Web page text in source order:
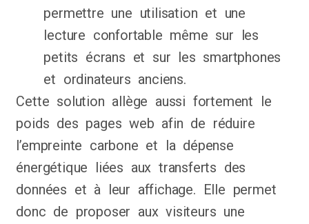
permettre une utilisation et une
lecture confortable même sur les
petits écrans et sur les smartphones
et ordinateurs anciens.
Cette solution allège aussi fortement le
poids des pages web afin de réduire
l’empreinte carbone et la dépense
énergétique liées aux transferts des
données et à leur affichage. Elle permet
donc de proposer aux visiteurs une